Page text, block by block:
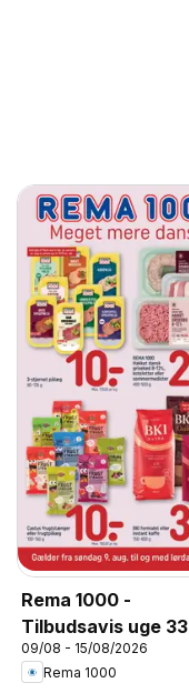
Rema 1000 -
Tilbudsavis uge 33
09/08 - 15/08/2026
Rema 1000